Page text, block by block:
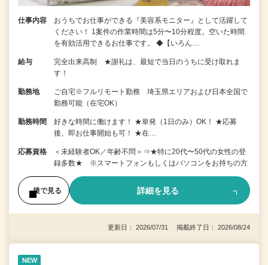
仕事内容
おうちでお仕事ができる『美容系モニター』として活躍して
ください！ 1案件の作業時間は5分〜10分程度。空いた時間
を有効活用できるお仕事です。 ◆【いろん…
給与
完全出来高制 ★謝礼は、最短で当日のうちに受け取れま
す！
勤務地
ご自宅※フルリモート勤務 埼玉県エリアおよび日本全国で
勤務可能（在宅OK）
勤務時間
好きな時間に働けます！ ★単発（1日のみ）OK！ ★応募
後、即お仕事開始も可！ ★在…
応募資格
＜未経験者OK／年齢不問＞⇒★特に20代〜50代の女性の登
録多数★ ※スマートフォンもしくはパソコンをお持ちの方
後で見る 詳細を見る
更新日： 2026/07/31 掲載終了日： 2026/08/24
NEW